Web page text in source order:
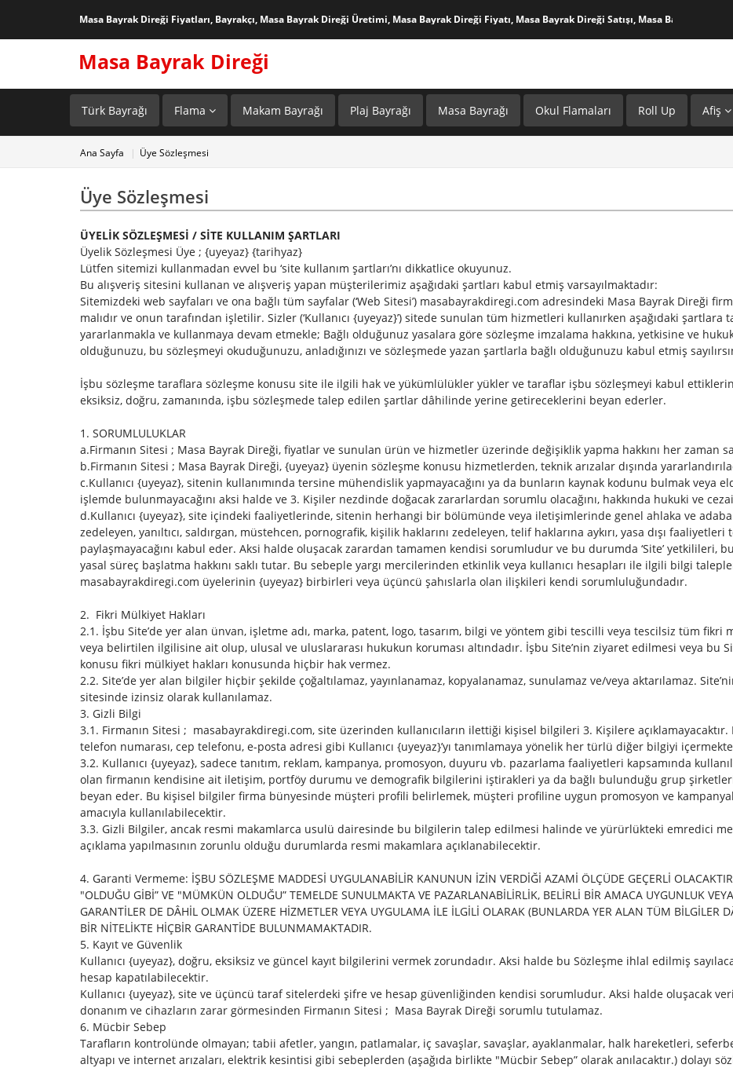
Masa Bayrak Direği Fiyatları, Bayrakçı, Masa Bayrak Direği Üretimi, Masa Bayrak Direği Fiyatı, Masa Bayrak Direği Satışı, Masa Bayrak
Masa Bayrak Direği
Türk Bayrağı Flama Makam Bayrağı Plaj Bayrağı Masa Bayrağı Okul Flamaları Roll Up Afiş
Ana Sayfa Üye Sözleşmesi
Üye Sözleşmesi
ÜYELİK SÖZLEŞMESİ / SİTE KULLANIM ŞARTLARI
Üyelik Sözleşmesi Üye ; {uyeyaz} {tarihyaz}
Lütfen sitemizi kullanmadan evvel bu ‘site kullanım şartları’nı dikkatlice okuyunuz.
Bu alışveriş sitesini kullanan ve alışveriş yapan müşterilerimiz aşağıdaki şartları kabul etmiş varsayılmaktadır:
Sitemizdeki web sayfaları ve ona bağlı tüm sayfalar (‘Web Sitesi’) masabayrakdiregi.com adresindeki Masa Bayrak Direği
malıdır ve onun tarafından işletilir. Sizler (‘Kullanıcı {uyeyaz}’) sitede sunulan tüm hizmetleri kullanırken aşağıdaki
yararlanmakla ve kullanmaya devam etmekle; Bağlı olduğunuz yasalara göre sözleşme imzalama hakkına, yetkisine ve
olduğunuzu, bu sözleşmeyi okuduğunuzu, anladığınızı ve sözleşmede yazan şartlarla bağlı olduğunuzu kabul etmiş
İşbu sözleşme taraflara sözleşme konusu site ile ilgili hak ve yükümlülükler yükler ve taraflar işbu sözleşmeyi kabul
eksiksiz, doğru, zamanında, işbu sözleşmede talep edilen şartlar dâhilinde yerine getireceklerini beyan ederler.
1. SORUMLULUKLAR
a.Firmanın Sitesi ; Masa Bayrak Direği, fiyatlar ve sunulan ürün ve hizmetler üzerinde değişiklik yapma hakkını her zaman
b.Firmanın Sitesi ; Masa Bayrak Direği, {uyeyaz} üyenin sözleşme konusu hizmetlerden, teknik arızalar dışında
c.Kullanıcı {uyeyaz}, sitenin kullanımında tersine mühendislik yapmayacağını ya da bunların kaynak kodunu bulmak veya
işlemde bulunmayacağını aksi halde ve 3. Kişiler nezdinde doğacak zararlardan sorumlu olacağını, hakkında hukuki ve
d.Kullanıcı {uyeyaz}, site içindeki faaliyetlerinde, sitenin herhangi bir bölümünde veya iletişimlerinde genel ahlaka ve adaba
zedeleyen, yanıltıcı, saldırgan, müstehcen, pornografik, kişilik haklarını zedeleyen, telif haklarına aykırı, yasa dışı
paylaşmayacağını kabul eder. Aksi halde oluşacak zarardan tamamen kendisi sorumludur ve bu durumda ‘Site’ yetkilileri,
yasal süreç başlatma hakkını saklı tutar. Bu sebeple yargı mercilerinden etkinlik veya kullanıcı hesapları ile ilgili bilgi
masabayrakdiregi.com üyelerinin {uyeyaz} birbirleri veya üçüncü şahıslarla olan ilişkileri kendi sorumluluğundadır.
2. Fikri Mülkiyet Hakları
2.1. İşbu Site’de yer alan ünvan, işletme adı, marka, patent, logo, tasarım, bilgi ve yöntem gibi tescilli veya tescilsiz tüm
veya belirtilen ilgilisine ait olup, ulusal ve uluslararası hukukun koruması altındadır. İşbu Site’nin ziyaret edilmesi veya bu
konusu fikri mülkiyet hakları konusunda hiçbir hak vermez.
2.2. Site’de yer alan bilgiler hiçbir şekilde çoğaltılamaz, yayınlanamaz, kopyalanamaz, sunulamaz ve/veya aktarılamaz.
sitesinde izinsiz olarak kullanılamaz.
3. Gizli Bilgi
3.1. Firmanın Sitesi ; masabayrakdiregi.com, site üzerinden kullanıcıların ilettiği kişisel bilgileri 3. Kişilere
telefon numarası, cep telefonu, e-posta adresi gibi Kullanıcı {uyeyaz}’yı tanımlamaya yönelik her türlü diğer bilgiyi içermekte
3.2. Kullanıcı {uyeyaz}, sadece tanıtım, reklam, kampanya, promosyon, duyuru vb. pazarlama faaliyetleri kapsamında
olan firmanın kendisine ait iletişim, portföy durumu ve demografik bilgilerini iştirakleri ya da bağlı bulunduğu grup
beyan eder. Bu kişisel bilgiler firma bünyesinde müşteri profili belirlemek, müşteri profiline uygun promosyon ve
amacıyla kullanılabilecektir.
3.3. Gizli Bilgiler, ancak resmi makamlarca usulü dairesinde bu bilgilerin talep edilmesi halinde ve yürürlükteki emredici
açıklama yapılmasının zorunlu olduğu durumlarda resmi makamlara açıklanabilecektir.
4. Garanti Vermeme: İŞBU SÖZLEŞME MADDESİ UYGULANABİLİR KANUNUN İZİN VERDİĞİ AZAMİ ÖLÇÜDE GEÇERLİ
"OLDUĞU GİBİ” VE "MÜMKÜN OLDUĞU” TEMELDE SUNULMAKTA VE PAZARLANABİLİRLİK, BELİRLİ BİR AMACA UYGUNLUK
GARANTİLER DE DÂHİL OLMAK ÜZERE HİZMETLER VEYA UYGULAMA İLE İLGİLİ OLARAK (BUNLARDA YER ALAN TÜM BİLGİLER
BİR NİTELİKTE HİÇBİR GARANTİDE BULUNMAMAKTADIR.
5. Kayıt ve Güvenlik
Kullanıcı {uyeyaz}, doğru, eksiksiz ve güncel kayıt bilgilerini vermek zorundadır. Aksi halde bu Sözleşme ihlal edilmiş
hesap kapatılabilecektir.
Kullanıcı {uyeyaz}, site ve üçüncü taraf sitelerdeki şifre ve hesap güvenliğinden kendisi sorumludur. Aksi halde oluşacak
donanım ve cihazların zarar görmesinden Firmanın Sitesi ; Masa Bayrak Direği sorumlu tutulamaz.
6. Mücbir Sebep
Tarafların kontrolünde olmayan; tabii afetler, yangın, patlamalar, iç savaşlar, savaşlar, ayaklanmalar, halk hareketleri,
altyapı ve internet arızaları, elektrik kesintisi gibi sebeplerden (aşağıda birlikte "Mücbir Sebep” olarak anılacaktır.) dolayı